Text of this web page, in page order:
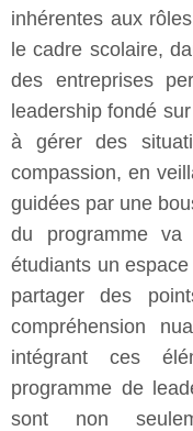
inhérentes aux
le cadre scolaire,
des entreprises
leadership fondé
à gérer des
compassion, en
guidées par une
du programme
étudiants un
partager des
compréhension
intégrant ces
programme de
sont non